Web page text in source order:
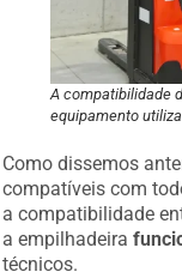
A compatibilidade
equipamento
Como dissemos
compatíveis com
a compatibilidade
a empilhadeira
técnicos.